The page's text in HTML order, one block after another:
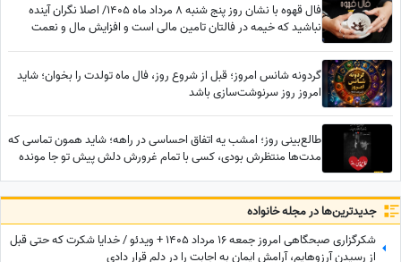
فال قهوه با نشان روز پنج شنبه 8 مرداد ماه 1405/ اصلا نگران آینده
نباشید که خیمه در فالتان تامین مالی است و افزایش مال و نعمت
گردونه شانس امروز؛ قبل از شروع روز، فال ماه تولدت را بخوان؛ شاید
امروز روز سرنوشت‌سازی باشد
طالع‌بینی روز؛ امشب یه اتفاق احساسی در راهه؛ شاید همون تماسی که
مدت‌ها منتظرش بودی، کسی با تمام غرورش دلش پیش تو جا مونده
جدید‌ترین‌ها در مجله خانواده
شکرگزاری صبحگاهی امروز جمعه 16 مرداد 1405 + ویدئو / خدایا شکرت که حتی قبل
از رسیدن آرزوهایم، آرامشِ ایمان به اجابت را در دلم قرار دادی